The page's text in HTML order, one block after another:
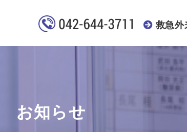
救急外
お知らせ